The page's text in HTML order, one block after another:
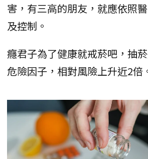
害，有三高的朋友，就應依照
及控制。
癮君子為了健康就戒菸吧，抽
危險因子，相對風險上升近2倍